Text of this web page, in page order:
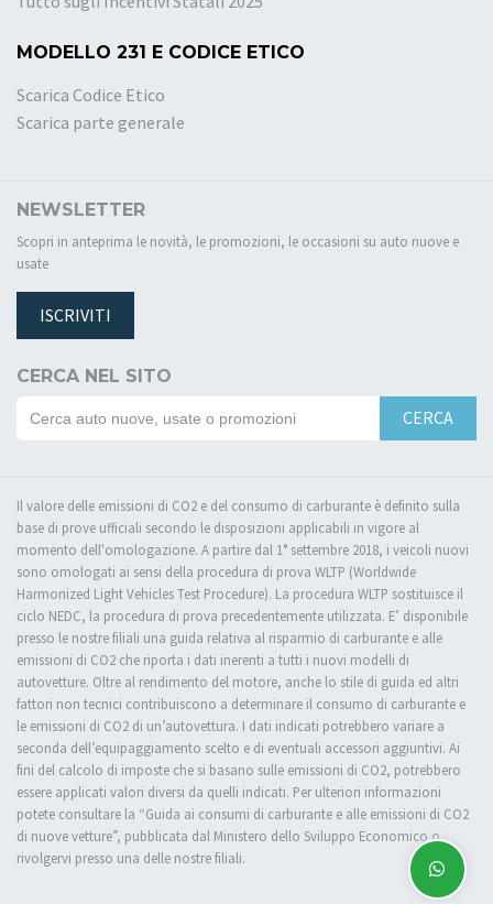
MODELLO 231 E CODICE ETICO
Scarica Codice Etico
Scarica parte generale
NEWSLETTER
Scopri in anteprima le novità, le promozioni, le occasioni su auto nuove e
usate
ISCRIVITI
CERCA NEL SITO
CERCA
Il valore delle emissioni di CO2 e del consumo di carburante è definito sulla
base di prove ufficiali secondo le disposizioni applicabili in vigore al
momento dell'omologazione. A partire dal 1° settembre 2018, i veicoli nuovi
sono omologati ai sensi della procedura di prova WLTP (Worldwide
Harmonized Light Vehicles Test Procedure). La procedura WLTP sostituisce il
ciclo NEDC, la procedura di prova precedentemente utilizzata. E’ disponibile
presso le nostre filiali una guida relativa al risparmio di carburante e alle
emissioni di CO2 che riporta i dati inerenti a tutti i nuovi modelli di
autovetture. Oltre al rendimento del motore, anche lo stile di guida ed altri
fattori non tecnici contribuiscono a determinare il consumo di carburante e
le emissioni di CO2 di un’autovettura. I dati indicati potrebbero variare a
seconda dell’equipaggiamento scelto e di eventuali accessori aggiuntivi. Ai
fini del calcolo di imposte che si basano sulle emissioni di CO2, potrebbero
essere applicati valori diversi da quelli indicati. Per ulteriori informazioni
potete consultare la “Guida ai consumi di carburante e alle emissioni di CO2
di nuove vetture”, pubblicata dal Ministero dello Sviluppo Economico o
rivolgervi presso una delle nostre filiali.